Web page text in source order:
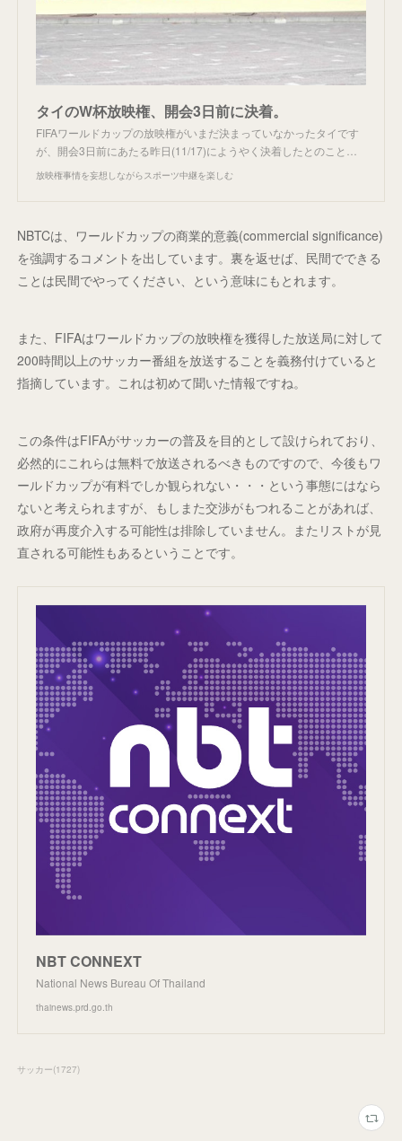
タイのW杯放映権、開会3日前に決着。
FIFAワールドカップの放映権がいまだ決まっていなかったタイです
が、開会3日前にあたる昨日(11/17)にようやく決着したとのこと…
放映権事情を妄想しながらスポーツ中継を楽しむ
NBTCは、ワールドカップの商業的意義(commercial significance)
を強調するコメントを出しています。裏を返せば、民間でできる
ことは民間でやってください、という意味にもとれます。
また、FIFAはワールドカップの放映権を獲得した放送局に対して
200時間以上のサッカー番組を放送することを義務付けていると
指摘しています。これは初めて聞いた情報ですね。
この条件はFIFAがサッカーの普及を目的として設けられており、
必然的にこれらは無料で放送されるべきものですので、今後もワ
ールドカップが有料でしか観られない・・・という事態にはなら
ないと考えられますが、もしまた交渉がもつれることがあれば、
政府が再度介入する可能性は排除していません。またリストが見
直される可能性もあるということです。
NBT CONNEXT
National News Bureau Of Thailand
thainews.prd.go.th
サッカー(1727)